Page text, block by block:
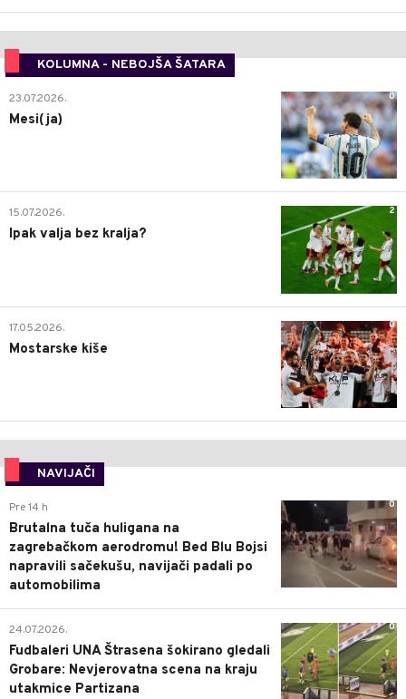
KOLUMNA - NEBOJŠA ŠATARA
0
23.07.2026.
Mesi(ja)
2
15.07.2026.
Ipak valja bez kralja?
0
17.05.2026.
Mostarske kiše
NAVIJAČI
0
Pre 14 h
Brutalna tuča huligana na
zagrebačkom aerodromu! Bed Blu Bojsi
napravili sačekušu, navijači padali po
automobilima
0
24.07.2026.
Fudbaleri UNA Štrasena šokirano gledali
Grobare: Nevjerovatna scena na kraju
utakmice Partizana